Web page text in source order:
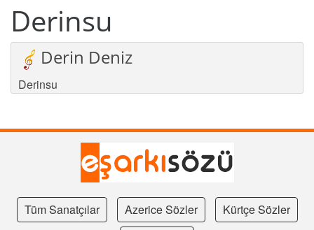
Derinsu
Derin Deniz
Derinsu
Tüm Sanatçılar Azerice Sözler
Kürtçe Sözler